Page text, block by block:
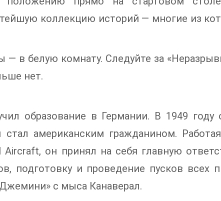
коллекцию историй — многие из
— в белую комнату. Следуйте за
нет.
образование в Германии. В 1949 году
американским гражданином.
он принял на себя главную
подготовку и проведение пусков всех
с мыса Канаверал.